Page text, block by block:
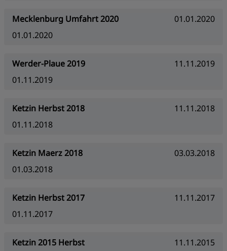
Mecklenburg Umfahrt 2020
01.01.2020
01.01.2020
Werder-Plaue 2019
11.11.2019
01.11.2019
Ketzin Herbst 2018
11.11.2018
01.11.2018
Ketzin Maerz 2018
03.03.2018
01.03.2018
Ketzin Herbst 2017
11.11.2017
01.11.2017
Ketzin 2015 Herbst
11.11.2015